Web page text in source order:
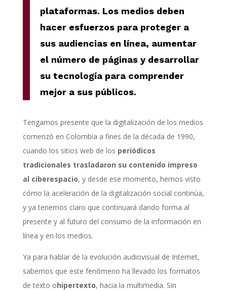
plataformas. Los medios deben
hacer esfuerzos para proteger a
sus audiencias en línea, aumentar
el número de páginas y desarrollar
su tecnología para comprender
mejor a sus públicos.
Tengamos presente que la digitalización de los medios
comenzó en Colombia a fines de la década de 1990,
cuando los sitios web de los periódicos
tradicionales trasladaron su contenido impreso
al ciberespacio, y desde ese momento, hemos visto
cómo la aceleración de la digitalización social continúa,
y ya tenemos claro que continuará dando forma al
presente y al futuro del consumo de la información en
línea y en los medios.
Ya para hablar de la evolución audiovisual de Internet,
sabemos que este fenómeno ha llevado los formatos
de texto ohipertexto, hacia la multimedia. Sin